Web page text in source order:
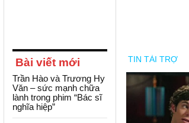
Bài viết mới
Trần Hào và Trương Hy
Văn – sức mạnh chữa
lành trong phim “Bác sĩ
nghĩa hiệp”